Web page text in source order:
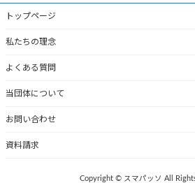
トップページ
私たちの理念
よくある質問
当団体について
お問い合わせ
資料請求
Copyright © スマパッソ All